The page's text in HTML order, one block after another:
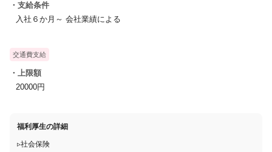
・支給条件
入社６か月～ 会社業績による
交通費支給
・上限額
20000円
福利厚生の詳細
▹社会保険